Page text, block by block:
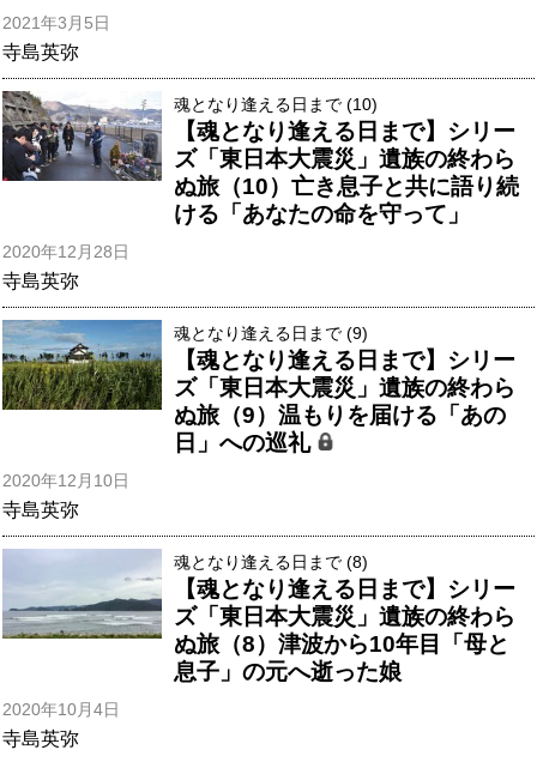
2021年3月5日
寺島英弥
魂となり逢える日まで (10)
【魂となり逢える日まで】シリー
ズ「東日本大震災」遺族の終わら
ぬ旅（10）亡き息子と共に語り続
ける「あなたの命を守って」
2020年12月28日
寺島英弥
魂となり逢える日まで (9)
【魂となり逢える日まで】シリー
ズ「東日本大震災」遺族の終わら
ぬ旅（9）温もりを届ける「あの
日」への巡礼
2020年12月10日
寺島英弥
魂となり逢える日まで (8)
【魂となり逢える日まで】シリー
ズ「東日本大震災」遺族の終わら
ぬ旅（8）津波から10年目「母と
息子」の元へ逝った娘
2020年10月4日
寺島英弥